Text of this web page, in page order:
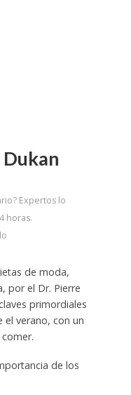
Expertos lo
horas.
de moda,
por el Dr. Pierre
primordiales
el verano, con un
de los